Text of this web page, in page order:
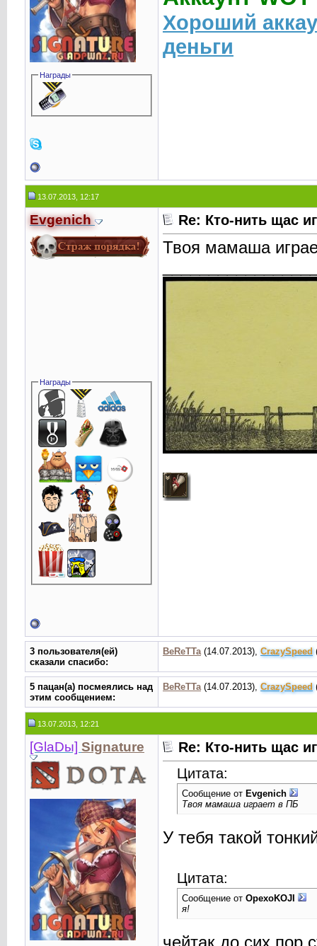
Награды
Хороший
деньги
13.07.2013, 12:17
Evgenich
Награды
Re: Кто-нить щас
Твоя мамаша
3 пользователя(ей)
сказали cпасибо:
BeReTTa(14.07.2013), CrаzySpeed
5 пацан(а) посмеялись над
этим сообщением:
BeReTTa(14.07.2013), CrаzySpeed
13.07.2013, 12:21
[GlaDы] Signature
Re: Кто-нить щас
Цитата:
Сообщение от Evgenich
Твоя мамаша играет в ПБ
У тебя такой
Цитата:
Сообщение от OpexoKOJI
я!